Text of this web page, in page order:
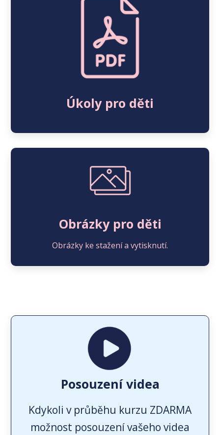
Úkoly pro děti
Obrázky pro děti
Obrázky ke stažení a vytisknutí.
Posouzení videa
Kdykoli v průběhu kurzu ZDARMA
možnost posouzení vašeho videa